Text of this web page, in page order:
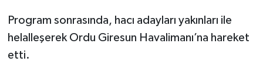
Program sonrasında, hacı adayları yakınları ile
helalleşerek Ordu Giresun Havalimanı’na hareket
etti.